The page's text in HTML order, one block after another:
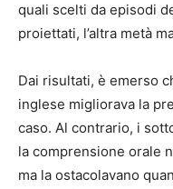
quali scelti da episodi
proiettati, l’altra metà
Dai risultati, è emerso
inglese migliorava la
caso. Al contrario, i
la comprensione orale
ma la ostacolavano